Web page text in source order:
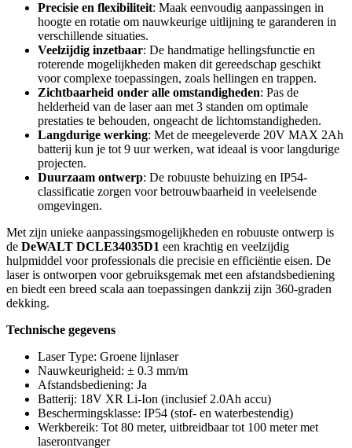
Precisie en flexibiliteit: Maak eenvoudig aanpassingen in
hoogte en rotatie om nauwkeurige uitlijning te garanderen in
verschillende situaties.
Veelzijdig inzetbaar: De handmatige hellingsfunctie en
roterende mogelijkheden maken dit gereedschap geschikt
voor complexe toepassingen, zoals hellingen en trappen.
Zichtbaarheid onder alle omstandigheden: Pas de
helderheid van de laser aan met 3 standen om optimale
prestaties te behouden, ongeacht de lichtomstandigheden.
Langdurige werking: Met de meegeleverde 20V MAX 2Ah
batterij kun je tot 9 uur werken, wat ideaal is voor langdurige
projecten.
Duurzaam ontwerp: De robuuste behuizing en IP54-
classificatie zorgen voor betrouwbaarheid in veeleisende
omgevingen.
Met zijn unieke aanpassingsmogelijkheden en robuuste ontwerp is
de DeWALT DCLE34035D1 een krachtig en veelzijdig
hulpmiddel voor professionals die precisie en efficiëntie eisen. De
laser is ontworpen voor gebruiksgemak met een afstandsbediening
en biedt een breed scala aan toepassingen dankzij zijn 360-graden
dekking.
Technische gegevens
Laser Type: Groene lijnlaser
Nauwkeurigheid: ± 0.3 mm/m
Afstandsbediening: Ja
Batterij: 18V XR Li-Ion (inclusief 2.0Ah accu)
Beschermingsklasse: IP54 (stof- en waterbestendig)
Werkbereik: Tot 80 meter, uitbreidbaar tot 100 meter met
laserontvanger